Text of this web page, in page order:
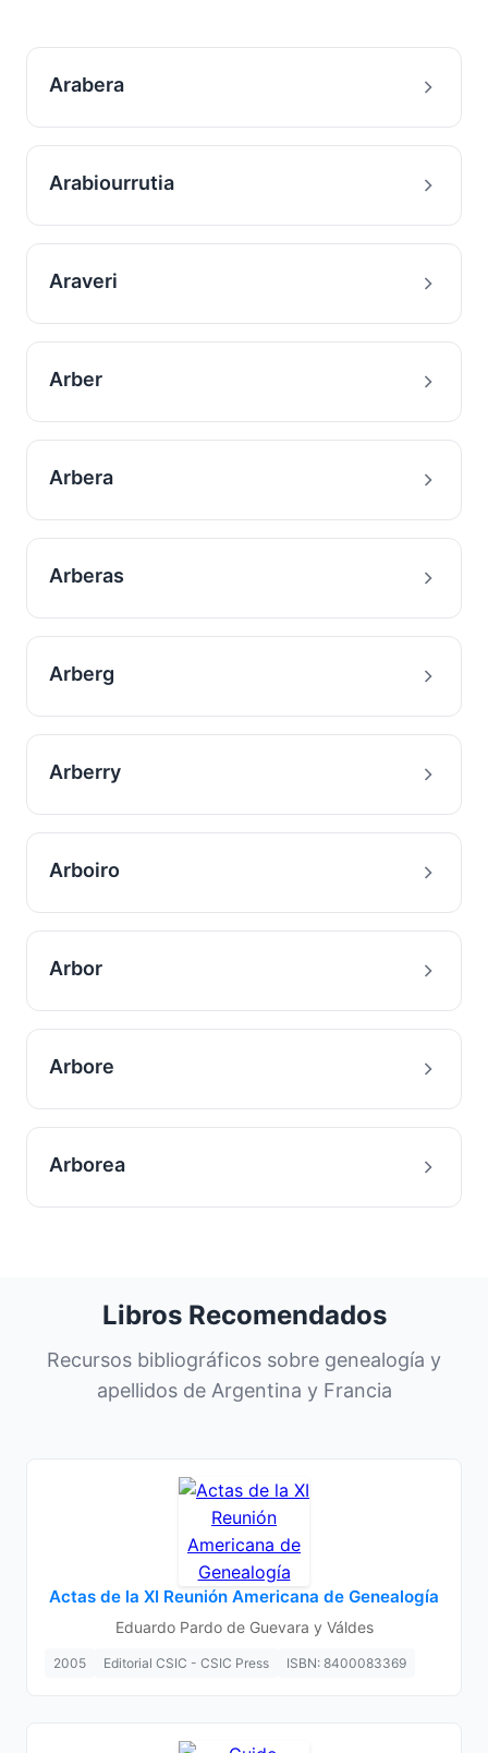
Arabera
Arabiourrutia
Araveri
Arber
Arbera
Arberas
Arberg
Arberry
Arboiro
Arbor
Arbore
Arborea
Libros Recomendados
Recursos bibliográficos sobre genealogía y
apellidos de Argentina y Francia
Actas de la XI Reunión Americana de Genealogía
Eduardo Pardo de Guevara y Váldes
2005 Editorial CSIC - CSIC Press ISBN: 8400083369